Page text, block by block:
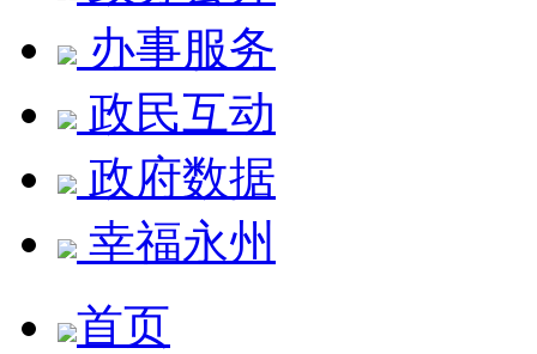
办事服务
政民互动
政府数据
幸福永州
首页